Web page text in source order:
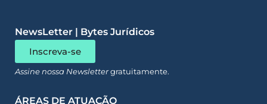
NewsLetter | Bytes Jurídicos
Inscreva-se
Assine nossa Newslettergratuitamente.
ÁREAS DE ATUAÇÃO